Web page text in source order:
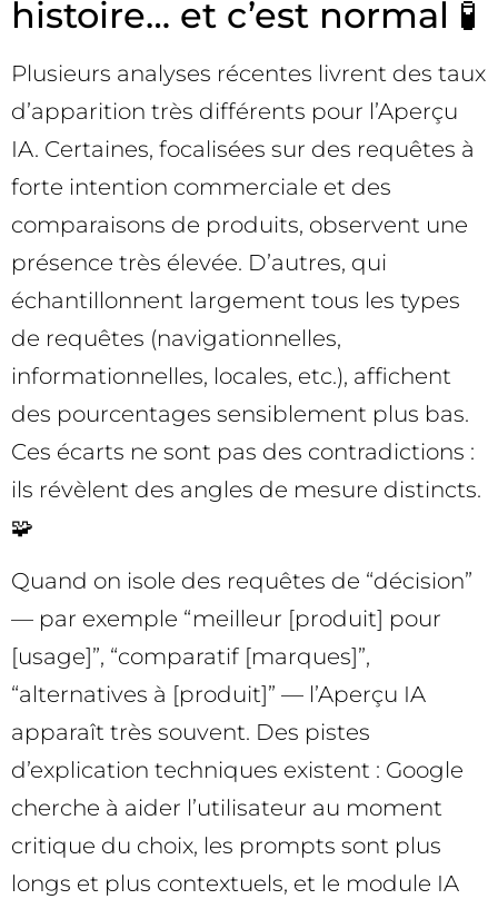
histoire… et c’est normal 🧪
Plusieurs analyses récentes livrent des taux
d’apparition très différents pour l’Aperçu
IA. Certaines, focalisées sur des requêtes à
forte intention commerciale et des
comparaisons de produits, observent une
présence très élevée. D’autres, qui
échantillonnent largement tous les types
de requêtes (navigationnelles,
informationnelles, locales, etc.), affichent
des pourcentages sensiblement plus bas.
Ces écarts ne sont pas des contradictions :
ils révèlent des angles de mesure distincts.
🧩
Quand on isole des requêtes de “décision”
— par exemple “meilleur [produit] pour
[usage]”, “comparatif [marques]”,
“alternatives à [produit]” — l’Aperçu IA
apparaît très souvent. Des pistes
d’explication techniques existent : Google
cherche à aider l’utilisateur au moment
critique du choix, les prompts sont plus
longs et plus contextuels, et le module IA